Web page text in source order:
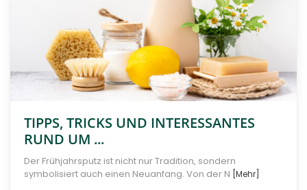
TIPPS, TRICKS UND INTERESSANTES
RUND UM ...
Der Frühjahrsputz ist nicht nur Tradition, sondern
symbolisiert auch einen Neuanfang. Von der N [Mehr]